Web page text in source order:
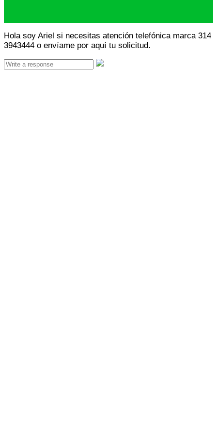
Hola soy Ariel si necesitas atención telefónica marca 314
3943444 o envíame por aquí tu solicitud.